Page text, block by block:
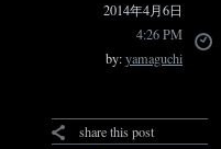
2014年4月6日
4:26 PM
by:yamaguchi
share this post